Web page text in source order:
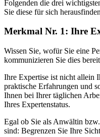
Folgenden die drei
Sie diese für sich
Merkmal Nr. 1: Ihre
Wissen Sie, wofür Sie eine
kommunizieren Sie dies
Ihre Expertise ist nicht allein
praktische Erfahrungen und
Ihnen bei Ihrer täglichen
Ihres Expertenstatus.
Egal ob Sie als Anwältin
sind: Begrenzen Sie Ihre